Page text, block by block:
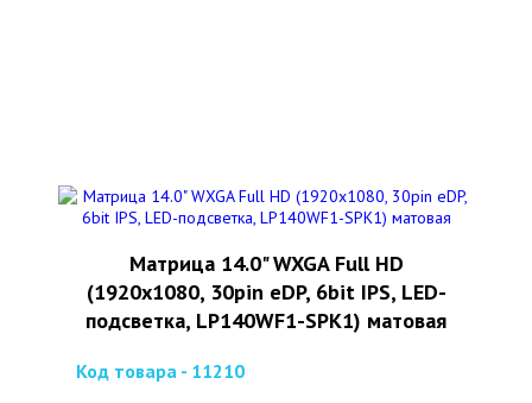
Матрица 14.0" WXGA Full HD
(1920х1080, 30pin eDP, 6bit IPS, LED-
подсветка, LP140WF1-SPK1) матовая
Код товара - 11210